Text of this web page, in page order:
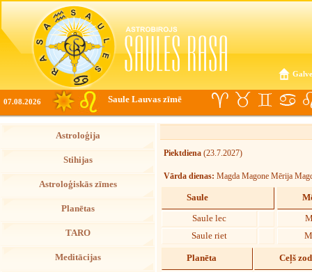
07.08.2026 Saule Lauvas zīmē
Astroloģija
Stihijas
Astroloģiskās zīmes
Planētas
TARO
Meditācijas
Piektdiena (23.7.2027)
Vārda dienas: Magda Magone Mērija
Saule
Saule lec
Saule riet
Planēta Ceļš